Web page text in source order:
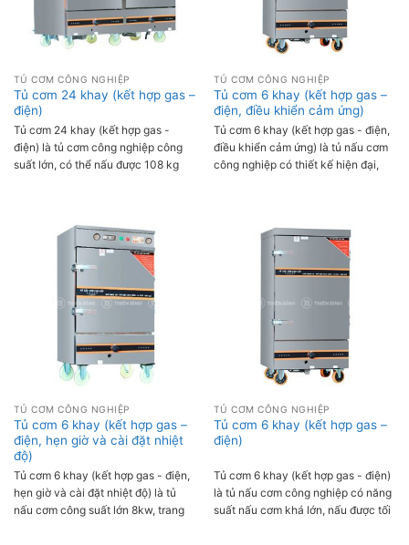
TỦ CƠM CÔNG NGHIỆP
Tủ cơm 24 khay (kết hợp gas –
điện)
Tủ cơm 24 khay (kết hợp gas -
điện) là tủ cơm công nghiệp công
suất lớn, có thể nấu được 108 kg
cơm trung bình từ 55-60 phút,
ngoài dùng để nấu cơm thì tủ còn
có chức năng hấp gà, vịt, hải sản,
TỦ CƠM CÔNG NGHIỆP
Tủ cơm 6 khay (kết hợp gas –
điện, điều khiển cảm ứng)
Tủ cơm 6 khay (kết hợp gas - điện,
điều khiển cảm ứng) là tủ nấu cơm
công nghiệp có thiết kế hiện đại,
ứng thông minh giúp dễ dàng chọn
được chế độ nấu phù hợp. Năng
suất nấu cơm của tủ từ 28-36 kg
quán ăn, bếp khách sạn, nhà
hàng,..có quy mô vừa và nhỏ.
TỦ CƠM CÔNG NGHIỆP
Tủ cơm 6 khay (kết hợp gas –
điện, hẹn giờ và cài đặt nhiệt
độ)
Tủ cơm 6 khay (kết hợp gas - điện,
hẹn giờ và cài đặt nhiệt độ) là tủ
nấu cơm công suất lớn 8kw, trang
TỦ CƠM CÔNG NGHIỆP
Tủ cơm 6 khay (kết hợp gas –
điện)
Tủ cơm 6 khay (kết hợp gas - điện)
là tủ nấu cơm công nghiệp có năng
suất nấu cơm khá lớn, nấu được tối